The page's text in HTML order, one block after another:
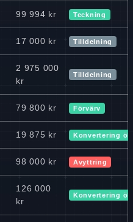
99 994 kr Teckning
17 000 kr Tilldelning
2 975 000
kr
Tilldelning
79 800 kr Förvärv
19 875 kr Konvertering
98 000 kr Avyttring
126 000
kr
Konvertering